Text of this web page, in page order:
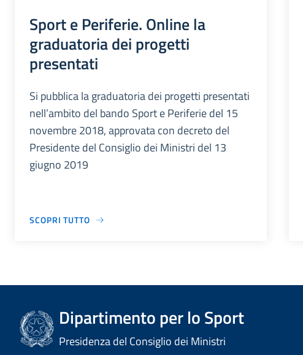
Sport e Periferie. Online la
graduatoria dei progetti
presentati
Si pubblica la graduatoria dei progetti presentati
nell’ambito del bando Sport e Periferie del 15
novembre 2018, approvata con decreto del
Presidente del Consiglio dei Ministri del 13
giugno 2019
SCOPRI TUTTO
Dipartimento per lo Sport
Presidenza del Consiglio dei Ministri